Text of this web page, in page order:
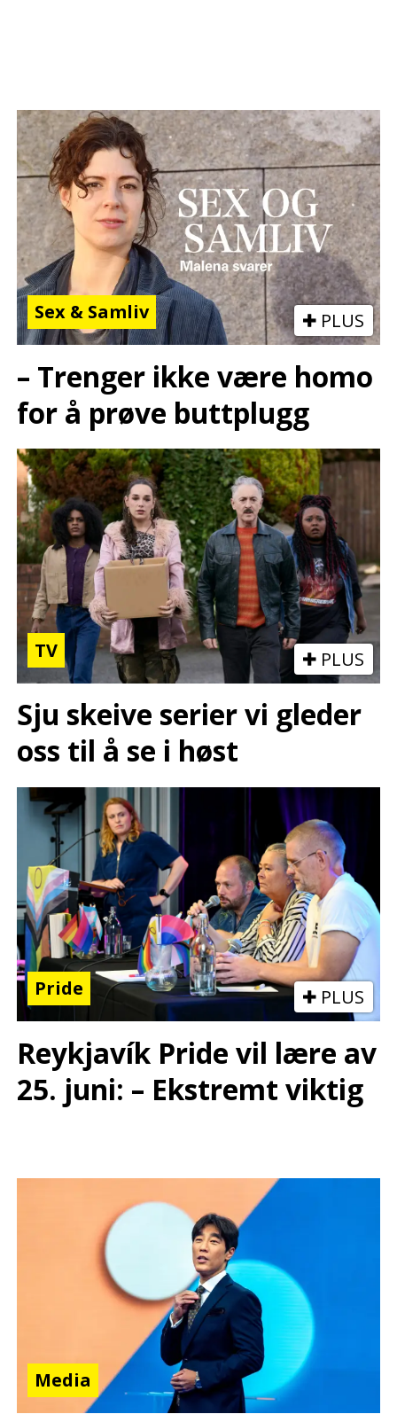
Sex & Samliv PLUS
– Trenger ikke være homo
for å prøve buttplugg
TV PLUS
Sju skeive serier vi gleder
oss til å se i høst
Pride PLUS
Reykjavík Pride vil lære av
25. juni: – Ekstremt viktig
Media